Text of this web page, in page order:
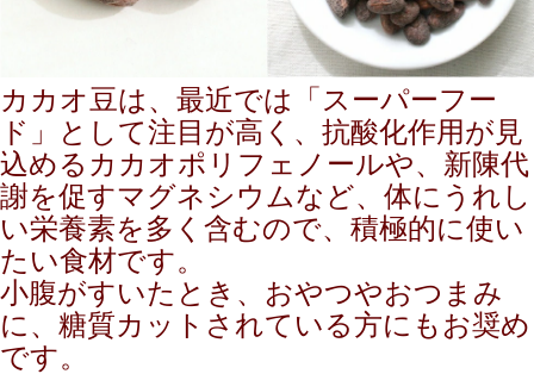
カカオ豆は、最近では「スーパーフー
ド」として注目が高く、抗酸化作用が見
込めるカカオポリフェノールや、新陳代
謝を促すマグネシウムなど、体にうれし
い栄養素を多く含むので、積極的に使い
たい食材です。
小腹がすいたとき、おやつやおつまみ
に、糖質カットされている方にもお奨め
です。